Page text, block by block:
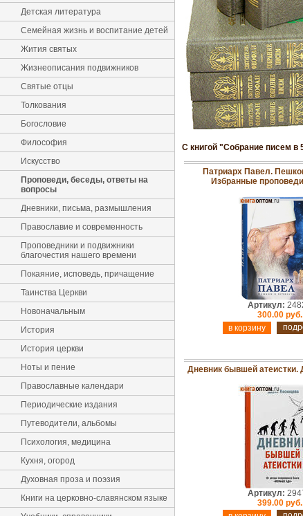
Детская литература
Семейная жизнь и воспитание детей
Жития святых
Жизнеописания подвижников
Святые отцы
Толкования
Богословие
Философия
Искусство
Проповеди, беседы, ответы на
вопросы
Дневники, письма, размышления
Православие и современность
Проповедники и подвижники
благочестия нашего времени
Покаяние, исповедь, причащение
Таинства Церкви
Новоначальным
История
История церкви
Ноты и пение
Православные календари
Периодические издания
Путеводители, альбомы
Психология, медицина
Кухня, огород
Духовная проза и поэзия
Книги на церковно-славянском языке
С книгой "Собрание писем в
Патриарх Павел.
Избранные
Артикул:
300.00 руб.
Дневник бывшей атеистки.
Артикул:
399.00 руб.